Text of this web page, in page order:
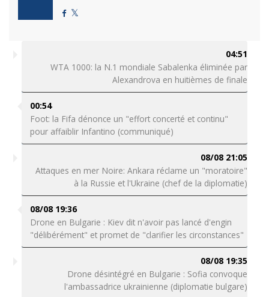
04:51
WTA 1000: la N.1 mondiale Sabalenka éliminée par
Alexandrova en huitièmes de finale
00:54
Foot: la Fifa dénonce un "effort concerté et continu"
pour affaiblir Infantino (communiqué)
08/08 21:05
Attaques en mer Noire: Ankara réclame un "moratoire"
à la Russie et l'Ukraine (chef de la diplomatie)
08/08 19:36
Drone en Bulgarie : Kiev dit n'avoir pas lancé d'engin
"délibérément" et promet de "clarifier les circonstances"
08/08 19:35
Drone désintégré en Bulgarie : Sofia convoque
l'ambassadrice ukrainienne (diplomatie bulgare)